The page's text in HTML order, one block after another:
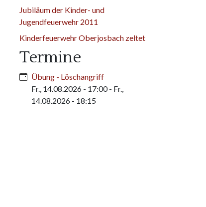
Jubiläum der Kinder- und
Jugendfeuerwehr 2011
Kinderfeuerwehr Oberjosbach zeltet
Termine
Übung - Löschangriff
Fr., 14.08.2026 - 17:00- Fr.,
14.08.2026 - 18:15